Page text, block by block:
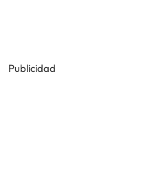
Publicidad